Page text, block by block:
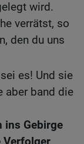
wird.
verrätst, so
den du uns
es! Und sie
aber band die
ins Gebirge